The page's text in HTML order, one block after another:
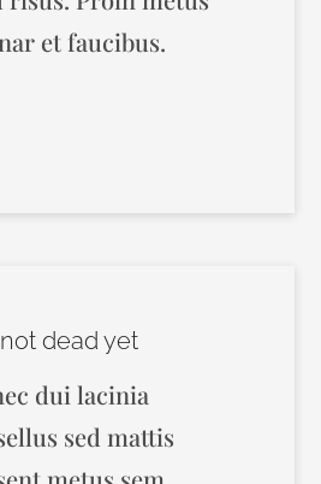
et faucibus.
dead yet
dui lacinia
sed mattis